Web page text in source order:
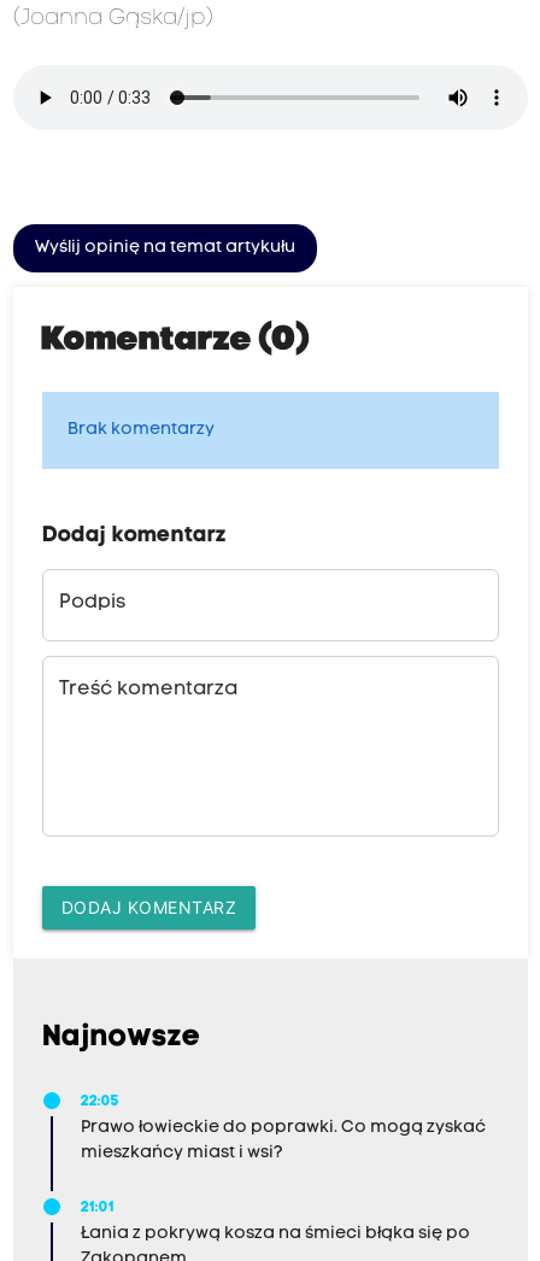
(Joanna Gąska/jp)
Wyślij opinię na temat artykułu
Komentarze (0)
Brak komentarzy
Dodaj komentarz
Podpis
Treść komentarza
DODAJ KOMENTARZ
Najnowsze
22:05
Prawo łowieckie do poprawki. Co mogą zyskać
mieszkańcy miast i wsi?
21:01
Łania z pokrywą kosza na śmieci błąka się po